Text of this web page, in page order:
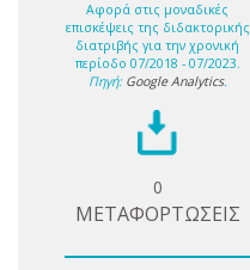
Αφορά στις μοναδικές
επισκέψεις της διδακτορικής
διατριβής για την χρονική
περίοδο 07/2018 - 07/2023.
Πηγή: Google Analytics.
0
ΜΕΤΑΦΟΡΤΩΣΕΙΣ